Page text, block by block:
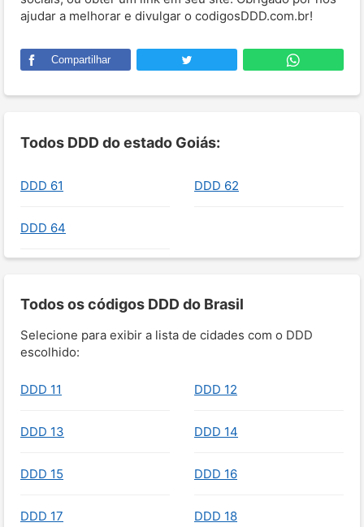
ajudar a melhorar e divulgar o codigosDDD.com.br!
Compartilhar
Todos DDD do estado Goiás:
DDD 61 DDD 62
DDD 64
Todos os códigos DDD do Brasil
Selecione para exibir a lista de cidades com o DDD
escolhido:
DDD 11 DDD 12
DDD 13 DDD 14
DDD 15 DDD 16
DDD 17 DDD 18